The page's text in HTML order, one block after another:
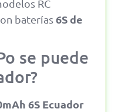
RC
baterías6S de
se puede
6S Ecuador